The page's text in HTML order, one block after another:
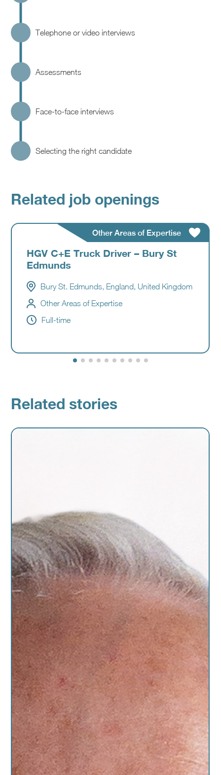
Related job openings
Other Areas of Expertise
HGV C+E Truck Driver – Bury St
Edmunds
Bury St. Edmunds, England, United Kingdom
Other Areas of Expertise
Full-time
Related stories